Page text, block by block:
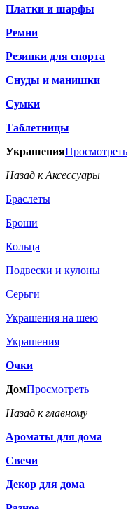
Платки и шарфы
Ремни
Резинки для спорта
Снуды и манишки
Сумки
Таблетницы
УкрашенияПросмотреть
Назад к Аксессуары
Браслеты
Броши
Кольца
Подвески и кулоны
Серьги
Украшения на шею
Украшения
Очки
ДомПросмотреть
Назад к главному
Ароматы для дома
Свечи
Декор для дома